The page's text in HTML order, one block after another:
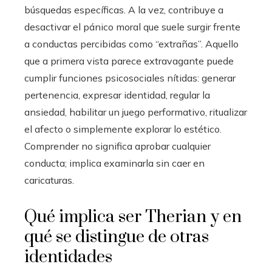
búsquedas específicas. A la vez, contribuye a
desactivar el pánico moral que suele surgir frente
a conductas percibidas como “extrañas”. Aquello
que a primera vista parece extravagante puede
cumplir funciones psicosociales nítidas: generar
pertenencia, expresar identidad, regular la
ansiedad, habilitar un juego performativo, ritualizar
el afecto o simplemente explorar lo estético.
Comprender no significa aprobar cualquier
conducta; implica examinarla sin caer en
caricaturas.
Qué implica ser Therian y en
qué se distingue de otras
identidades